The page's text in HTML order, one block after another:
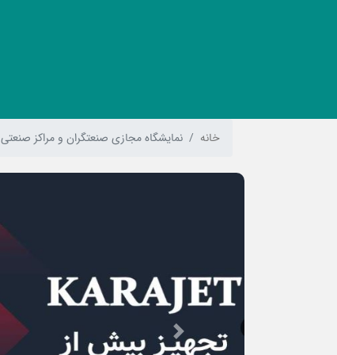
خانه نمایشگاه مجازی صنعتگران و مراکز صنعتی
Previous